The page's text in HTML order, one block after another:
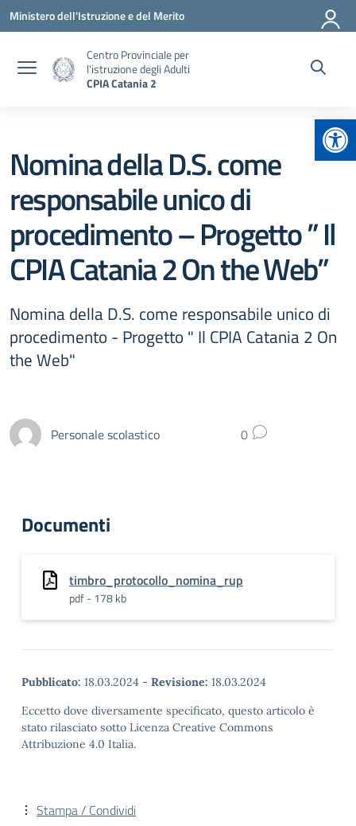
Vai ai contenuti
Vai al menu di navigazione
Vai al footer
Ministero dell'Istruzione e del Merito
Centro Provinciale per
l'istruzione degli Adulti
CPIA Catania 2
Nomina della D.S. come
responsabile unico di
procedimento – Progetto ” Il
CPIA Catania 2 On the Web”
Nomina della D.S. come responsabile unico di
procedimento - Progetto " Il CPIA Catania 2 On
the Web"
Personale scolastico 0
Documenti
timbro_protocollo_nomina_rup
pdf - 178 kb
Pubblicato: 18.03.2024 - Revisione: 18.03.2024
Eccetto dove diversamente specificato, questo articolo è
stato rilasciato sotto Licenza Creative Commons
Attribuzione 4.0 Italia.
Stampa / Condividi